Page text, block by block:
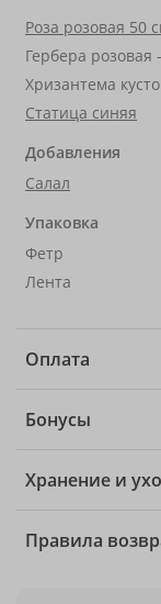
Роза розовая 50
Гербера розовая
Хризантема
Статица синяя
Добавления
Салал
Упаковка
Фетр
Лента
Оплата
Бонусы
Хранение и
Правила